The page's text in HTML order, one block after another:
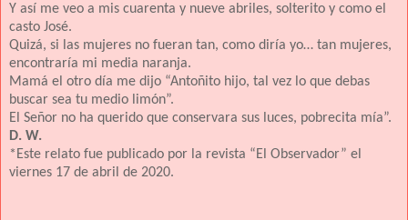
Y así me veo a mis cuarenta y nueve abriles, solterito y como el
casto José.
Quizá, si las mujeres no fueran tan, como diría yo… tan mujeres,
encontraría mi media naranja.
Mamá el otro día me dijo “Antoñito hijo, tal vez lo que debas
buscar sea tu medio limón”.
El Señor no ha querido que conservara sus luces, pobrecita mía”.
D. W.
*Este relato fue publicado por la revista “El Observador” el
viernes 17 de abril de 2020.